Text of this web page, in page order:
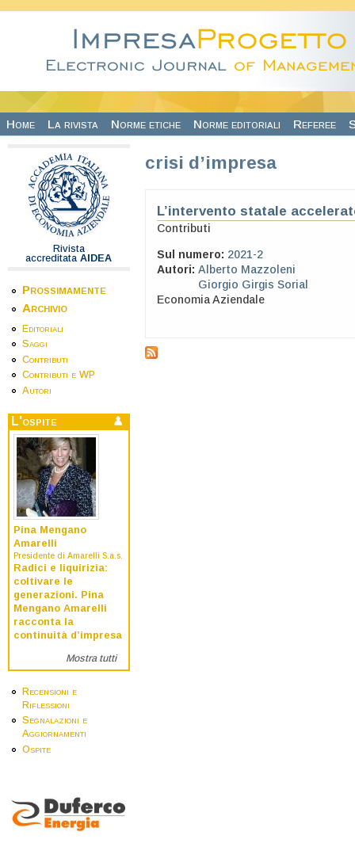
Home La rivista Norme etiche Norme editoriali Referee
Rivista
accreditataAIDEA
Prossimamente
Archivio
Editoriali
Saggi
Contributi
Contributi e WP
Autori
L'ospite
Pina Mengano
Amarelli
Presidente di Amarelli S.a.s.
Radici e liquirizia:
coltivare le
generazioni. Pina
Mengano Amarelli
racconta la
continuità d’impresa
Mostra tutti
Recensioni e
Riflessioni
Segnalazioni e
Aggiornamenti
Ospite
crisi d’impresa
L’intervento statale
Contributi
Sul numero: 2021-2
Autori: Alberto Mazzoleni
Giorgio Girgis Sorial
Economia Aziendale